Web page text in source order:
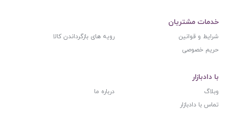
خدمات مشتریان
شرایط و قوانین
رویه های بازگرداندن کالا
حریم خصوصی
با دادبازار
وبلاگ
درباره ما
تماس با دادبازار